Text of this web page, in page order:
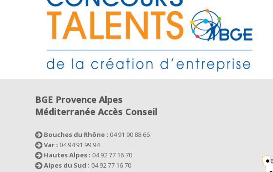
BGE Provence Alpes
Méditerranée Accès Conseil
Bouches du Rhône : 04 91 90 88 66
Var : 04 94 91 99 94
Hautes Alpes : 04 92 77 16 70
Alpes du Sud : 04 92 77 16 70